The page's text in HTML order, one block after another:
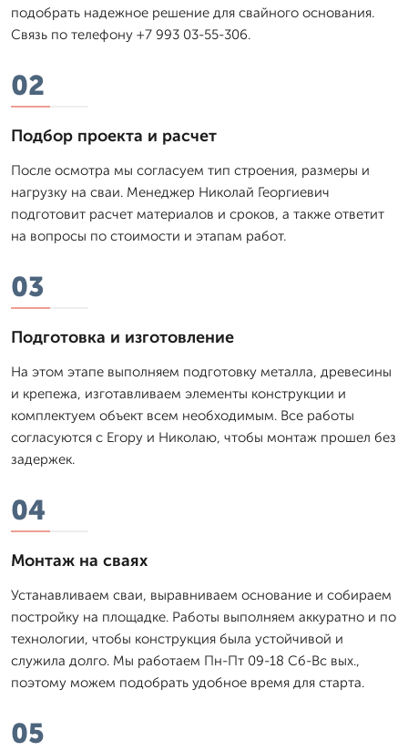
подобрать надежное решение для свайного основания.
Связь по телефону +7 993 03-55-306.
02
Подбор проекта и расчет
После осмотра мы согласуем тип строения, размеры и
нагрузку на сваи. Менеджер Николай Георгиевич
подготовит расчет материалов и сроков, а также ответит
на вопросы по стоимости и этапам работ.
03
Подготовка и изготовление
На этом этапе выполняем подготовку металла, древесины
и крепежа, изготавливаем элементы конструкции и
комплектуем объект всем необходимым. Все работы
согласуются с Егору и Николаю, чтобы монтаж прошел без
задержек.
04
Монтаж на сваях
Устанавливаем сваи, выравниваем основание и собираем
постройку на площадке. Работы выполняем аккуратно и по
технологии, чтобы конструкция была устойчивой и
служила долго. Мы работаем Пн-Пт 09-18 Сб-Вс вых.,
поэтому можем подобрать удобное время для старта.
05